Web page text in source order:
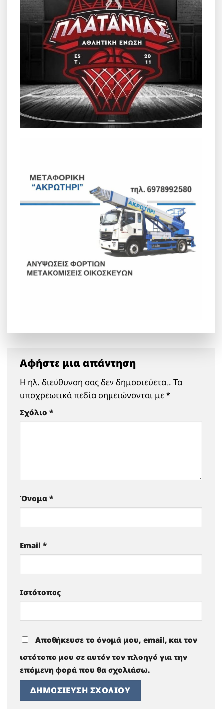
Αφήστε μια απάντηση
Η ηλ. διεύθυνση σας δεν δημοσιεύεται. Τα
υποχρεωτικά πεδία σημειώνονται με*
Σχόλιο *
Όνομα *
Email *
Ιστότοπος
Αποθήκευσε το όνομά μου, email, και τον
ιστότοπο μου σε αυτόν τον πλοηγό για την
επόμενη φορά που θα σχολιάσω.